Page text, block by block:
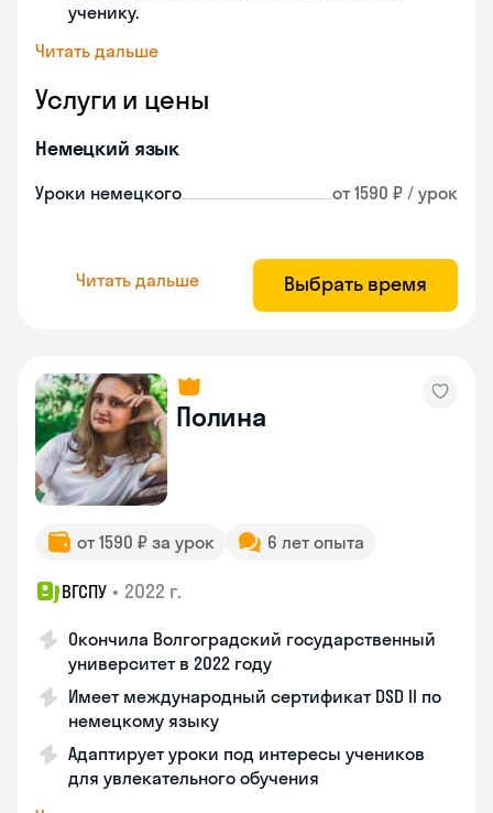
ученику.
Читать дальше
Услуги и цены
Немецкий язык
Уроки немецкого от 1590 ₽ / урок
Читать дальше Выбрать время
Полина
от 1590 ₽ за урок 6 лет опыта
ВГСПУ • 2022 г.
Окончила Волгоградский государственный
университет в 2022 году
Имеет международный сертификат DSD II по
немецкому языку
Адаптирует уроки под интересы учеников
для увлекательного обучения